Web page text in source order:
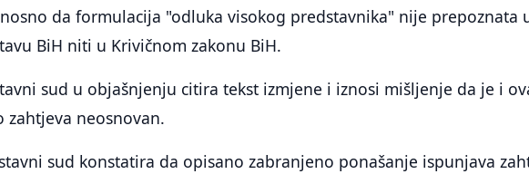
da formulacija "odluka visokog predstavnika" nije prepoznata
BiH niti u Krivičnom zakonu BiH.
sud u objašnjenju citira tekst izmjene i iznosi mišljenje da je i
zahtjeva neosnovan.
sud konstatira da opisano zabranjeno ponašanje ispunjava